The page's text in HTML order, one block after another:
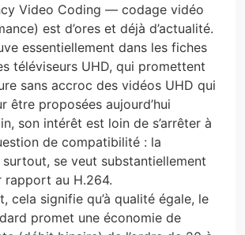
Video Coding — codage vidéo
est d’ores et déjà d’actualité.
essentiellement dans les fiches
téléviseurs UHD, qui promettent
sans accroc des vidéos UHD qui
être proposées aujourd’hui
son intérêt est loin de s’arrêter à
de compatibilité : la
se veut substantiellement
rapport au H.264.
cela signifie qu’à qualité égale, le
promet une économie de